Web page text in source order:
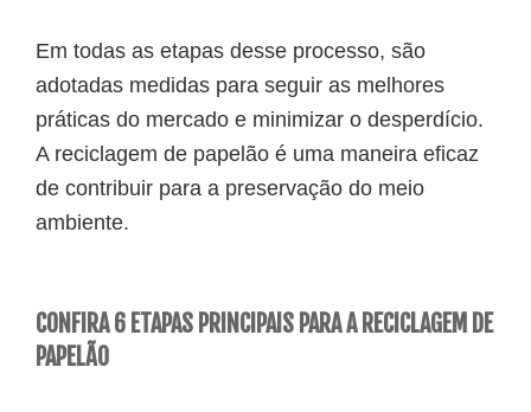
Em todas as etapas desse processo, são
adotadas medidas para seguir as melhores
práticas do mercado e minimizar o desperdício.
A reciclagem de papelão é uma maneira eficaz
de contribuir para a preservação do meio
ambiente.
CONFIRA 6 ETAPAS PRINCIPAIS PARA A RECICLAGEM DE
PAPELÃO